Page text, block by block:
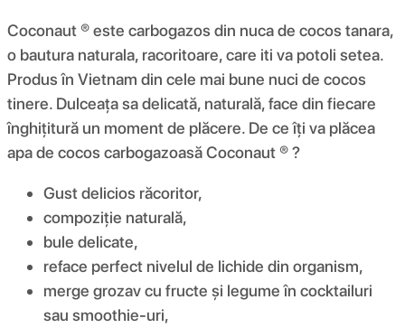
Coconaut ® este carbogazos din nuca de cocos tanara,
o bautura naturala, racoritoare, care iti va potoli setea.
Produs în Vietnam din cele mai bune nuci de cocos
tinere. Dulceața sa delicată, naturală, face din fiecare
înghițitură un moment de plăcere. De ce îți va plăcea
apa de cocos carbogazoasă Coconaut ® ?
Gust delicios răcoritor,
compoziție naturală,
bule delicate,
reface perfect nivelul de lichide din organism,
merge grozav cu fructe și legume în cocktailuri
sau smoothie-uri,